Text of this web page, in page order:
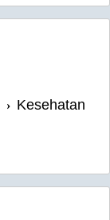
› Kesehatan